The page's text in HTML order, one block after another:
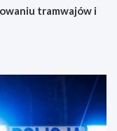
tramwajów i